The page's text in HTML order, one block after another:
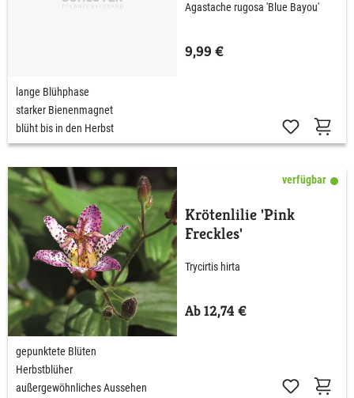
Agastache rugosa 'Blue Bayou'
9,99 €
lange Blühphase
starker Bienenmagnet
blüht bis in den Herbst
verfügbar
Krötenlilie 'Pink
Freckles'
Trycirtis hirta
Ab 12,74 €
gepunktete Blüten
Herbstblüher
außergewöhnliches Aussehen